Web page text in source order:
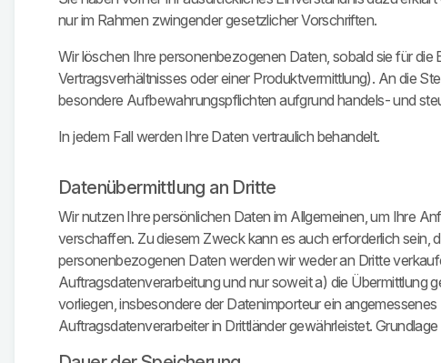
nur im Rahmen zwingender gesetzlicher Vorschriften.
Wir löschen Ihre personenbezogenen Daten, sobald sie für
Vertragsverhältnisses oder einer Produktvermittlung). An die
besondere Aufbewahrungspflichten aufgrund handels- und
In jedem Fall werden Ihre Daten vertraulich behandelt.
Datenübermittlung an Dritte
Wir nutzen Ihre persönlichen Daten im Allgemeinen, um Ihre
verschaffen. Zu diesem Zweck kann es auch erforderlich sein,
personenbezogenen Daten werden wir weder an Dritte
Auftragsdatenverarbeitung und nur soweit a) die Übermittlung
vorliegen, insbesondere der Datenimporteur ein
Auftragsdatenverarbeiter in Drittländer gewährleistet.